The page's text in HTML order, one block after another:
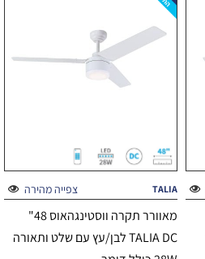
צפייה מהירה TALIA
מאוורר תקרה ווסטינגהאוס 48"
TALIA DC לבן/עץ עם שלט ותאורה